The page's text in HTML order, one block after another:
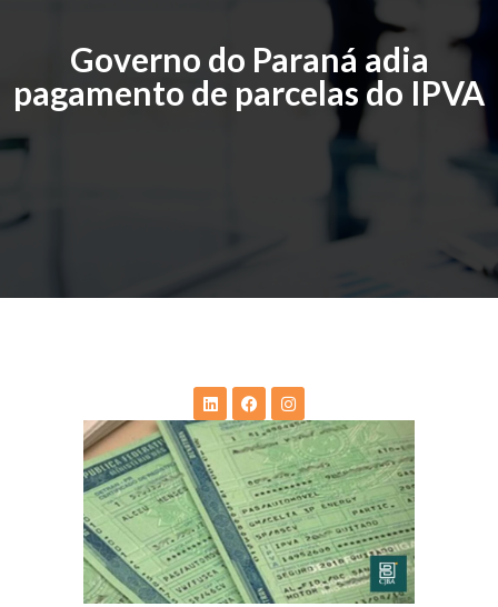
Governo do Paraná adia
pagamento de parcelas do IPVA